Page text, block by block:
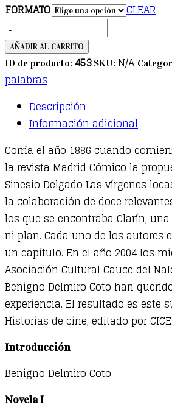
FORMATO
CLEAR
Historias
de
cine
quantity
AÑADIR AL CARRITO
ID de producto: 453 SKU: N/A
palabras
Descripción
Información adicional
Corría el año 1886 cuando
la revista Madrid Cómico la
Sinesio Delgado Las vírgenes
la colaboración de doce
los que se encontraba Clarín,
ni plan. Cada uno de los autores
un capítulo. En el año 2004 los
Asociación Cultural Cauce del
Benigno Delmiro Coto han
experiencia. El resultado es este
Historias de cine, editado por
Introducción
Benigno Delmiro Coto
Novela I